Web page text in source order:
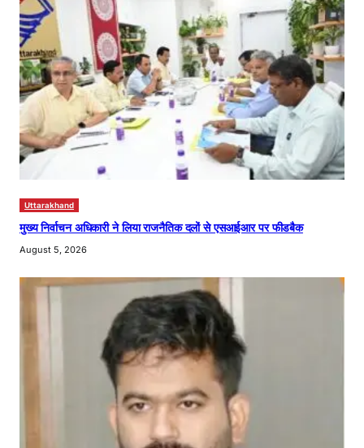
Uttarakhand
मुख्य निर्वाचन अधिकारी ने लिया राजनैतिक दलों से एसआईआर पर फीडबैक
August 5, 2026